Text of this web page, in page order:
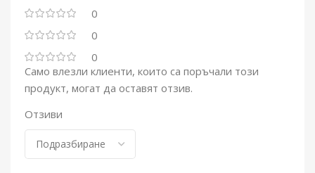
0
0
0
Отзиви
Само влезли клиенти, които са поръчали този
продукт, могат да оставят отзив.